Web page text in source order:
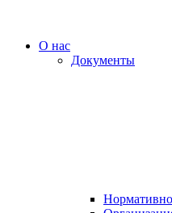
О нас
Документы